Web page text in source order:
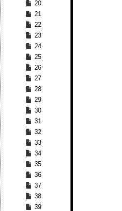
20
21
22
23
24
25
26
27
28
29
30
31
32
33
34
35
36
37
38
39